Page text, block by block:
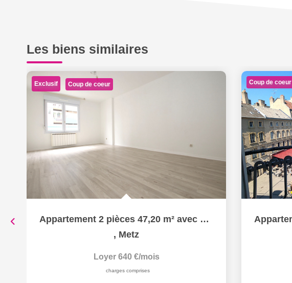
Les biens similaires
Exclusif Coup de coeur
Appartement 2 pièces 47,20 m² avec Parking sécurisé à louer...
, Metz
Loyer 640 €/mois
charges comprises
Coup de coeur